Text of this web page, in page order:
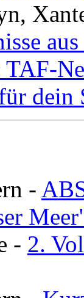
TAF-
dein
-
- 2.